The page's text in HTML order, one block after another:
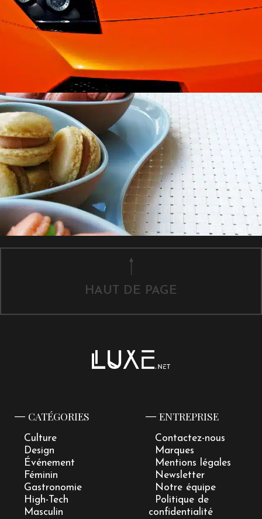
HAUT DE PAGE
CATÉGORIES
Culture
Design
Événement
Féminin
Gastronomie
High-Tech
Masculin
ENTREPRISE
Contactez-nous
Marques
Mentions légales
Newsletter
Notre équipe
Politique de
confidentialité